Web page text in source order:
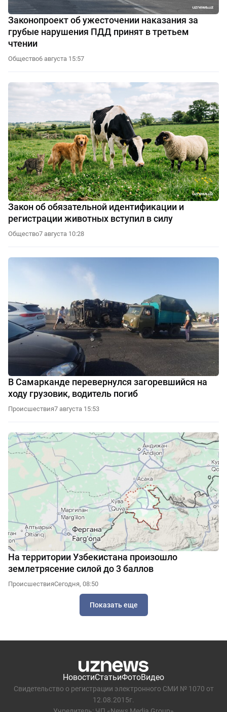
Законопроект об ужесточении наказания за
грубые нарушения ПДД принят в третьем
чтении
Общество6 августа 15:57
Закон об обязательной идентификации и
регистрации животных вступил в силу
Общество7 августа 10:28
В Самарканде перевернулся загоревшийся на
ходу грузовик, водитель погиб
Происшествия7 августа 15:53
На территории Узбекистана произошло
землетрясение силой до 3 баллов
ПроисшествияСегодня, 08:50
Показать еще
НовостиСтатьиФотоВидео
Свидетельство о регистрации электронного СМИ № 1070 от
12.08.2015г.